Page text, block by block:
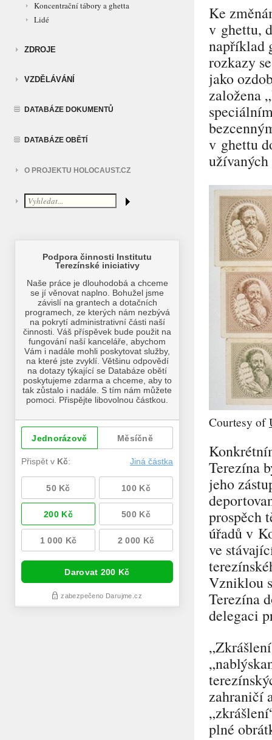
Koncentrační tábory a ghetta
Lidé
ZDROJE
VZDĚLÁVÁNÍ
DATABÁZE DOKUMENTŮ
DATABÁZE OBĚTÍ
O PROJEKTU HOLOCAUST.CZ
Ke
v ghettu,
například
rozkazy
jako
založena
v ghettu
Courtesy of
Terezína
jeho
prospěch
úřadů v
ve
Vzniklou
Terezína
delegaci
zahraničí
plné